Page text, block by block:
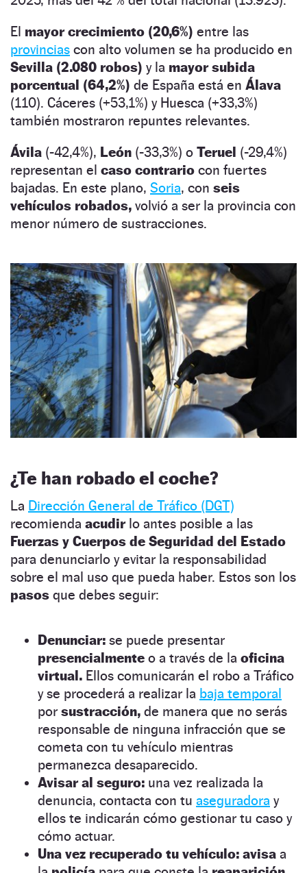
El mayor crecimiento (20,6%) entre las
provincias con alto volumen se ha producido en
Sevilla (2.080 robos) y la mayor subida
porcentual (64,2%) de España está en Álava
(110). Cáceres (+53,1%) y Huesca (+33,3%)
también mostraron repuntes relevantes.
Ávila (-42,4%), León (-33,3%) o Teruel (-29,4%)
representan el caso contrario con fuertes
bajadas. En este plano, Soria, con seis
vehículos robados, volvió a ser la provincia con
menor número de sustracciones.
¿Te han robado el coche?
La Dirección General de Tráfico (DGT)
recomienda acudir lo antes posible a las
Fuerzas y Cuerpos de Seguridad del Estado
para denunciarlo y evitar la responsabilidad
sobre el mal uso que pueda haber. Estos son los
pasos que debes seguir:
Denunciar: se puede presentar
presencialmente o a través de la oficina
virtual. Ellos comunicarán el robo a Tráfico
y se procederá a realizar la baja temporal
por sustracción, de manera que no serás
responsable de ninguna infracción que se
cometa con tu vehículo mientras
permanezca desaparecido.
Avisar al seguro: una vez realizada la
denuncia, contacta con tu aseguradora y
ellos te indicarán cómo gestionar tu caso y
cómo actuar.
Una vez recuperado tu vehículo: avisa a